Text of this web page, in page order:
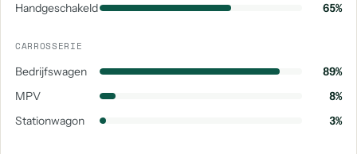
Handgeschakeld
65%
CARROSSERIE
Bedrijfswagen
89%
MPV
8%
Stationwagon
3%